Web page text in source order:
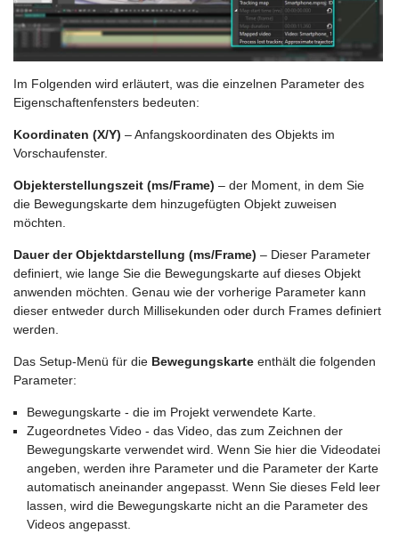
Im Folgenden wird erläutert, was die einzelnen Parameter des
Eigenschaftenfensters bedeuten:
Koordinaten (X/Y) – Anfangskoordinaten des Objekts im
Vorschaufenster.
Objekterstellungszeit (ms/Frame) – der Moment, in dem Sie
die Bewegungskarte dem hinzugefügten Objekt zuweisen
möchten.
Dauer der Objektdarstellung (ms/Frame) – Dieser Parameter
definiert, wie lange Sie die Bewegungskarte auf dieses Objekt
anwenden möchten. Genau wie der vorherige Parameter kann
dieser entweder durch Millisekunden oder durch Frames definiert
werden.
Das Setup-Menü für die Bewegungskarte enthält die folgenden
Parameter:
Bewegungskarte - die im Projekt verwendete Karte.
Zugeordnetes Video - das Video, das zum Zeichnen der
Bewegungskarte verwendet wird. Wenn Sie hier die Videodatei
angeben, werden ihre Parameter und die Parameter der Karte
automatisch aneinander angepasst. Wenn Sie dieses Feld leer
lassen, wird die Bewegungskarte nicht an die Parameter des
Videos angepasst.